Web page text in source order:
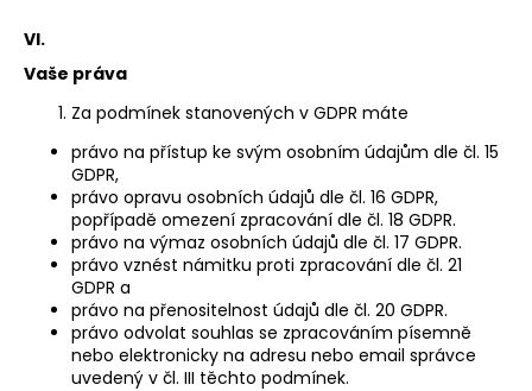
VI.
Vaše práva
Za podmínek stanovených v GDPR máte
právo na přístup ke svým osobním údajům dle čl. 15
GDPR,
právo opravu osobních údajů dle čl. 16 GDPR,
popřípadě omezení zpracování dle čl. 18 GDPR.
právo na výmaz osobních údajů dle čl. 17 GDPR.
právo vznést námitku proti zpracování dle čl. 21
GDPR a
právo na přenositelnost údajů dle čl. 20 GDPR.
právo odvolat souhlas se zpracováním písemně
nebo elektronicky na adresu nebo email správce
uvedený v čl. III těchto podmínek.